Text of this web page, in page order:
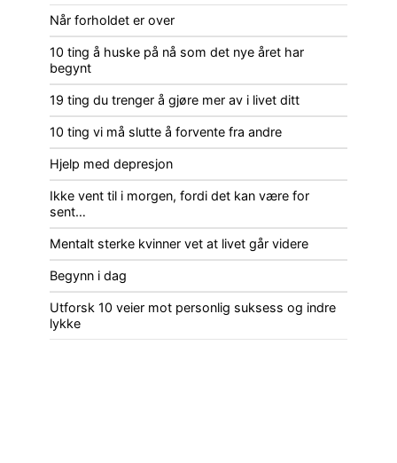
Når forholdet er over
10 ting å huske på nå som det nye året har
begynt
19 ting du trenger å gjøre mer av i livet ditt
10 ting vi må slutte å forvente fra andre
Hjelp med depresjon
Ikke vent til i morgen, fordi det kan være for
sent…
Mentalt sterke kvinner vet at livet går videre
Begynn i dag
Utforsk 10 veier mot personlig suksess og indre
lykke